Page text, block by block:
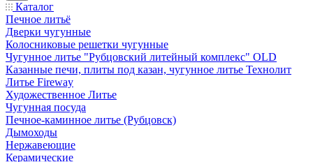
Каталог
Печное литьё
Дверки чугунные
Колосниковые решетки чугунные
Чугунное литье "Рубцовский литейный комплекс" OLD
Казанные печи, плиты под казан, чугунное литье Технолит
Литье Fireway
Художественное Литье
Чугунная посуда
Печное-каминное литье (Рубцовск)
Дымоходы
Нержавеющие
Керамические